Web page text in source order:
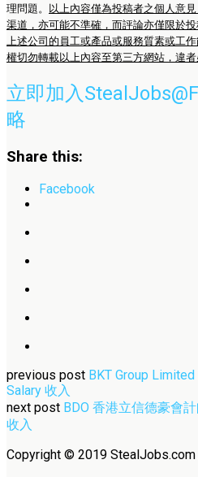
理問題。
以上內容僅為投稿者之個人意
渠道，亦可能不準確，而評論亦僅限於
上述公司的員工或產品或服務質素或工
權切勿轉載以上內容至第三方網站，違者
立即加入
略
Share this:
Facebook
previous post BKT Group
Salary 收入
next post BDO 香港立信德豪會
收入
Copyright © 2019